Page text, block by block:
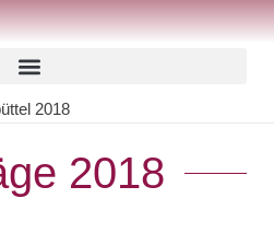
2018
2018